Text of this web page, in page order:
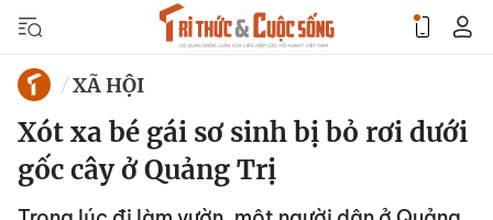
XÃ HỘI
Xót xa bé gái sơ sinh bị bỏ rơi dưới
gốc cây ở Quảng Trị